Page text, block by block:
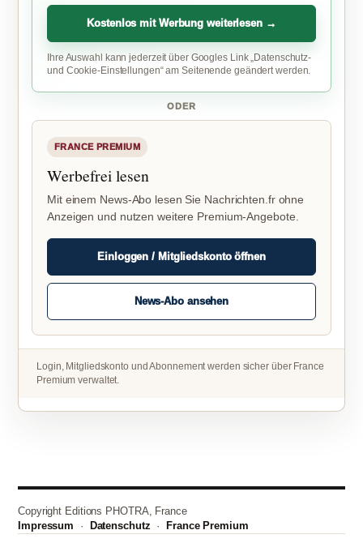
Kostenlos mit Werbung weiterlesen →
Ihre Auswahl kann jederzeit über Googles Link „Datenschutz-
und Cookie-Einstellungen“ am Seitenende geändert werden.
ODER
FRANCE PREMIUM
Werbefrei lesen
Mit einem News-Abo lesen Sie Nachrichten.fr ohne
Anzeigen und nutzen weitere Premium-Angebote.
Einloggen / Mitgliedskonto öffnen
News-Abo ansehen
Login, Mitgliedskonto und Abonnement werden sicher über France
Premium verwaltet.
Copyright Editions PHOTRA, France
Impressum · Datenschutz ·France Premium